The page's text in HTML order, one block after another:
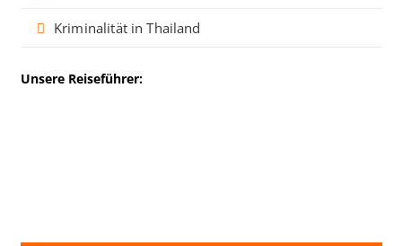
Kriminalität in Thailand
Unsere Reiseführer: